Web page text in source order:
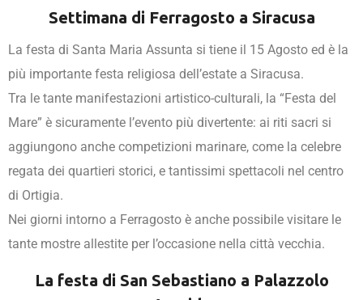
Settimana di Ferragosto a Siracusa
La festa di Santa Maria Assunta si tiene il 15 Agosto ed è la
più importante festa religiosa dell’estate a Siracusa.
Tra le tante manifestazioni artistico-culturali, la “Festa del
Mare” è sicuramente l’evento più divertente: ai riti sacri si
aggiungono anche competizioni marinare, come la celebre
regata dei quartieri storici, e tantissimi spettacoli nel centro
di Ortigia.
Nei giorni intorno a Ferragosto è anche possibile visitare le
tante mostre allestite per l’occasione nella città vecchia.
La festa di San Sebastiano a Palazzolo